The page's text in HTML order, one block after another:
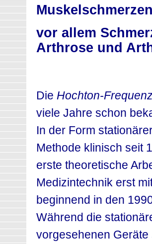
vor allem
Arthrose und
Die Hochton-
viele Jahre schon
In der Form
Methode klinisch seit
erste theoretische
Medizintechnik erst
beginnend in den
Während die
vorgesehenen